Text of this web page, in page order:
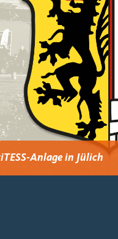
Anlage in Jülich